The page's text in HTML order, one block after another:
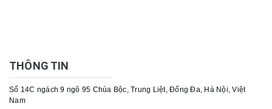
THÔNG TIN
Số 14C ngách 9 ngõ 95 Chùa Bộc, Trung Liệt, Đống Đa, Hà Nội, Việt
Nam